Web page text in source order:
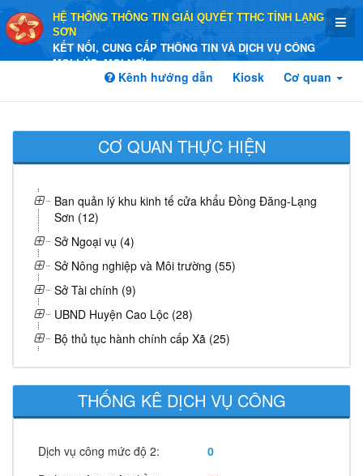
HỆ THỐNG THÔNG TIN GIẢI QUYẾT TTHC TỈNH LẠNG
SƠN
KẾT NỐI, CUNG CẤP THÔNG TIN VÀ DỊCH VỤ CÔNG
MỌI LÚC, MỌI NƠI
Kênh hướng dẫn Kiosk Cơ quan
CƠ QUAN THỰC HIỆN
Ban quản lý khu kinh tế cửa khẩu Đồng Đăng-Lạng
Sơn (12)
Sở Ngoại vụ (4)
Sở Nông nghiệp và Môi trường (55)
Sở Tài chính (9)
UBND Huyện Cao Lộc (28)
Bộ thủ tục hành chính cấp Xã (25)
THỐNG KÊ DỊCH VỤ CÔNG
Dịch vụ công mức độ 2:
0